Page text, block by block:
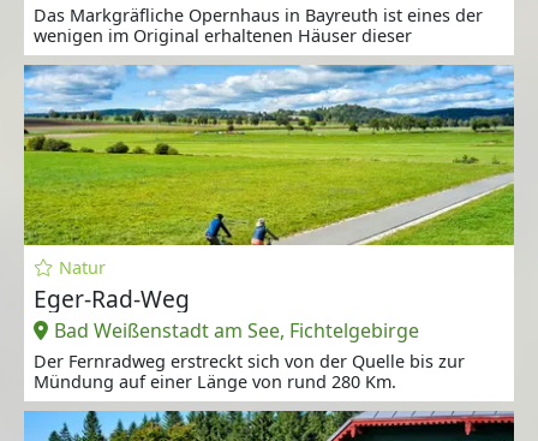
Das Markgräfliche Opernhaus in Bayreuth ist eines der
wenigen im Original erhaltenen Häuser dieser
Natur
Eger-Rad-Weg
Bad Weißenstadt am See, Fichtelgebirge
Der Fernradweg erstreckt sich von der Quelle bis zur
Mündung auf einer Länge von rund 280 Km.